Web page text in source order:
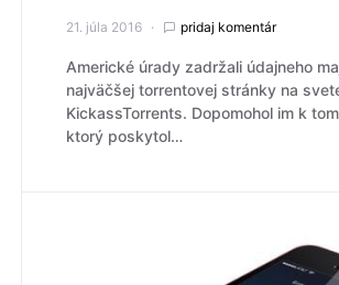
21. júla 2016 pridaj komentár
Americké úrady zadržali údajneho
najväčšej torrentovej stránky na
KickassTorrents. Dopomohol im k
ktorý poskytol…